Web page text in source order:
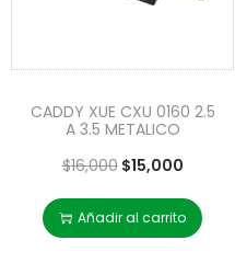
CADDY XUE CXU 0160 2.5
A 3.5 METALICO
$16,000 $15,000
Añadir al carrito